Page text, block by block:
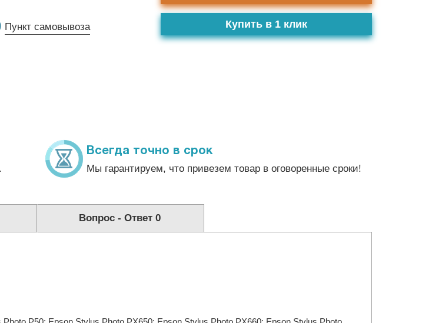
Пункт самовывоза Купить в 1 клик
Всегда точно в срок
Мы гарантируем, что привезем товар в оговоренные сроки!
Вопрос - Ответ0